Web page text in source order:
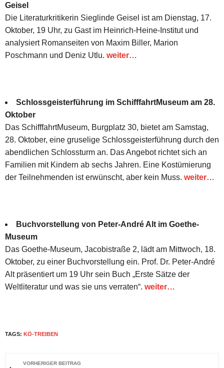
Geisel
Die Literaturkritikerin Sieglinde Geisel ist am Dienstag, 17.
Oktober, 19 Uhr, zu Gast im Heinrich-Heine-Institut und
analysiert Romanseiten von Maxim Biller, Marion
Poschmann und Deniz Utlu. weiter…
Schlossgeisterführung im SchifffahrtMuseum am 28.
Oktober
Das SchifffahrtMuseum, Burgplatz 30, bietet am Samstag,
28. Oktober, eine gruselige Schlossgeisterführung durch den
abendlichen Schlossturm an. Das Angebot richtet sich an
Familien mit Kindern ab sechs Jahren. Eine Kostümierung
der Teilnehmenden ist erwünscht, aber kein Muss. weiter…
Buchvorstellung von Peter-André Alt im Goethe-
Museum
Das Goethe-Museum, Jacobistraße 2, lädt am Mittwoch, 18.
Oktober, zu einer Buchvorstellung ein. Prof. Dr. Peter-André
Alt präsentiert um 19 Uhr sein Buch „Erste Sätze der
Weltliteratur und was sie uns verraten“. weiter…
TAGS: KÖ-TREIBEN
VORHERIGER BEITRAG